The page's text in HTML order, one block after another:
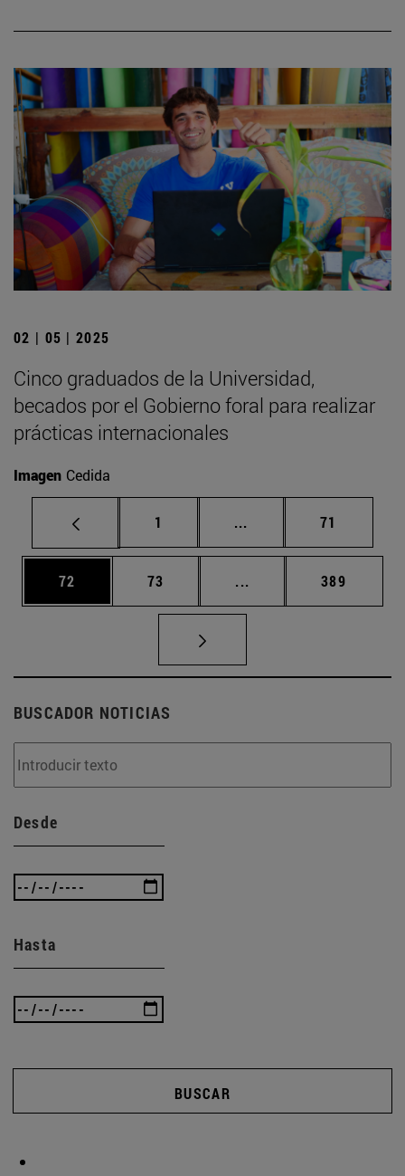
02 | 05 | 2025
Cinco graduados de la Universidad,
becados por el Gobierno foral para realizar
prácticas internacionales
Imagen Cedida
Página
1 ... Páginas intermedias
Página
71
Página
72 Página
73 ... Páginas intermedias
Página
389
BUSCADOR NOTICIAS
Desde
Hasta
BUSCAR